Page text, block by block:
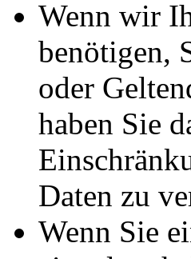
Wenn wir
benötigen,
oder
haben Sie
Daten zu
Wenn Sie